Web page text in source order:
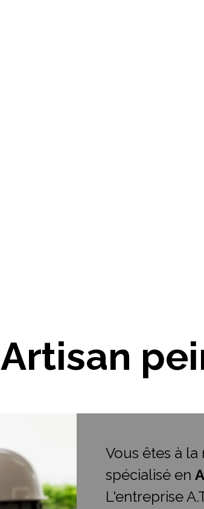
Artisan
Vous êtes à
spécialisé en
L'entreprise